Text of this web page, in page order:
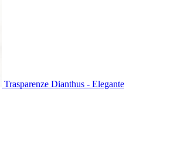
Trasparenze Dianthus - Elegante